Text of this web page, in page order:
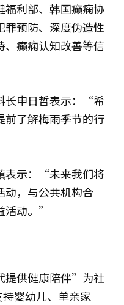
福利部、韩国癫痫协
罪预防、深度伪造性
、癫痫认知改善等信
长申日哲表示：“希
前了解梅雨季节的行
表示：“未来我们将
，与公共机构合
活动。”
提供健康陪伴”为社
婴幼儿、单亲家